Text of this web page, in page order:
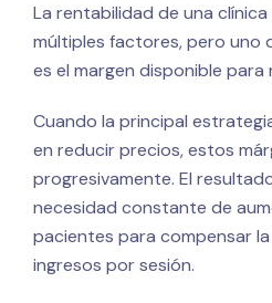
La rentabilidad de una
múltiples factores, pero uno
es el margen disponible
Cuando la principal
en reducir precios, estos
progresivamente. El
necesidad constante de
pacientes para compensar
ingresos por sesión.